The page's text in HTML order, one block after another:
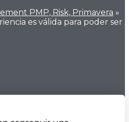
PMP, Risk, Primavera »
es válida para poder ser